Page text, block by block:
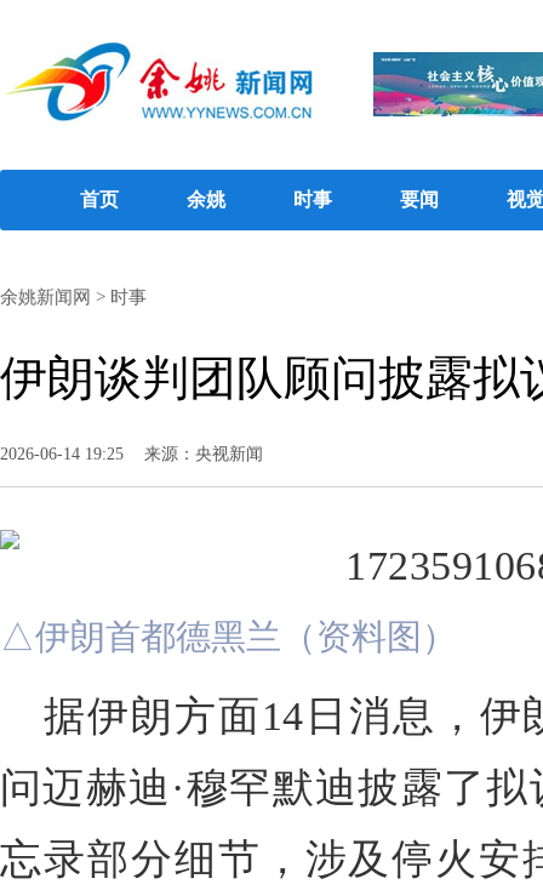
首页 余姚 时事 要闻 视
余姚新闻网 > 时事
伊朗谈判团队顾问披露拟
2026-06-14 19:25 来源：央视新闻
△伊朗首都德黑兰（资料图）
据伊朗方面14日消息，
问迈赫迪·穆罕默迪披露了
忘录部分细节，涉及停火安